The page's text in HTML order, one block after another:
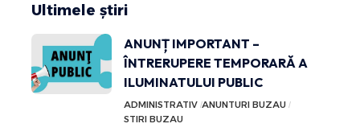
Ultimele știri
ANUNȚ IMPORTANT –
ÎNTRERUPERE TEMPORARĂ A
ILUMINATULUI PUBLIC
ADMINISTRATIV ANUNTURI BUZAU
STIRI BUZAU